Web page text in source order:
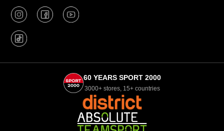
60 YEARS SPORT 2000
3000+ stores, 15+ countries